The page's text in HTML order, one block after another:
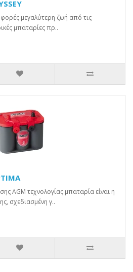
μεγαλύτερη ζωή από τις
μπαταρίες πρ..
AGM τεχνολογίας μπαταρία είναι η
σχεδιασμένη γ..